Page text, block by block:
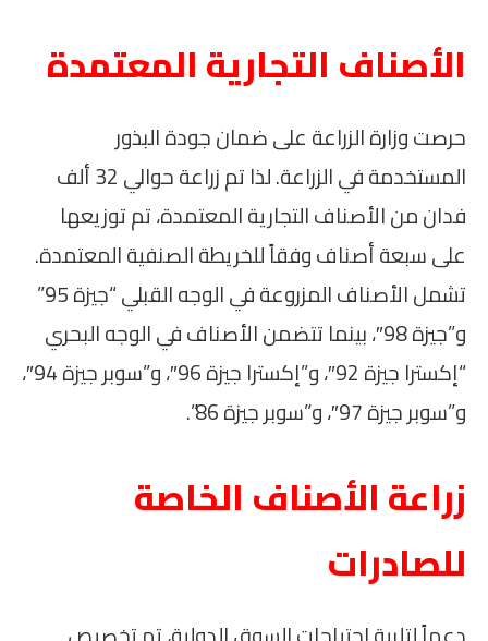
الأصناف التجارية المعتمدة
حرصت وزارة الزراعة على ضمان جودة البذور
المستخدمة في الزراعة. لذا تم زراعة حوالي 32 ألف
فدان من الأصناف التجارية المعتمدة، تم توزيعها
على سبعة أصناف وفقاً للخريطة الصنفية المعتمدة.
تشمل الأصناف المزروعة في الوجه القبلي “جيزة 95”
و”جيزة 98″، بينما تتضمن الأصناف في الوجه البحري
“إكسترا جيزة 92″، و”إكسترا جيزة 96″، و”سوبر جيزة 94″،
و”سوبر جيزة 97″، و”سوبر جيزة 86”.
زراعة الأصناف الخاصة
للصادرات